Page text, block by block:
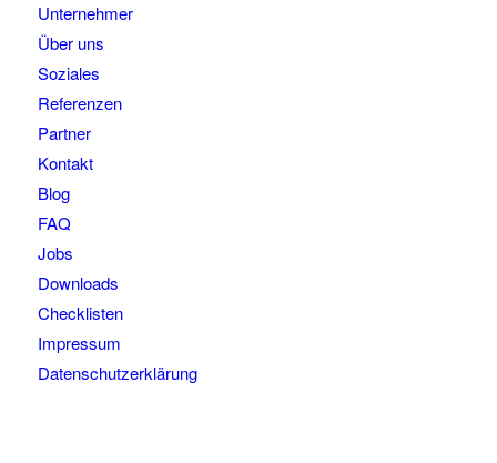
Unternehmer
Über uns
Soziales
Referenzen
Partner
Kontakt
Blog
FAQ
Jobs
Downloads
Checklisten
Impressum
Datenschutzerklärung